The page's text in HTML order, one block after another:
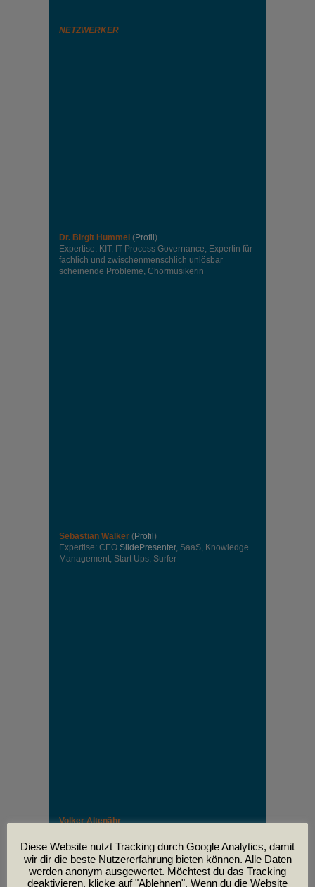
NETZWERKER
Dr. Birgit Hummel (Profil )
Expertise: KIT, IT Process Governance, Expertin für
fachlich und zwischenmenschlich unlösbar
scheinende Probleme, Chormusikerin
Sebastian Walker (Profil )
Expertise: CEO SlidePresenter, SaaS, Knowledge
Management, Start Ups, Surfer
Volker Altenähr
leider am
30. April im Alter von 81 Jahren verstorben.
Diese Website nutzt Tracking durch Google Analytics, damit
wir dir die beste Nutzererfahrung bieten können. Alle Daten
werden anonym ausgewertet. Möchtest du das Tracking
deaktivieren, klicke auf "Ablehnen". Wenn du die Website